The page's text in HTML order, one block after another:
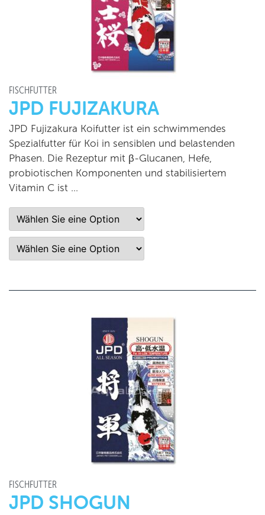
FISCHFUTTER
JPD FUJIZAKURA
JPD Fujizakura Koifutter ist ein schwimmendes
Spezialfutter für Koi in sensiblen und belastenden
Phasen. Die Rezeptur mit β-Glucanen, Hefe,
probiotischen Komponenten und stabilisiertem
Vitamin C ist …
FISCHFUTTER
JPD SHOGUN